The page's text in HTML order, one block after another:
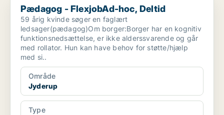
Pædagog - FlexjobAd-hoc, Deltid
59 årig kvinde søger en faglært
ledsager(pædagog)Om borger:Borger har en kognitiv
funktionsnedsættelse, er ikke alderssvarende og går
med rollator. Hun kan have behov for støtte/hjælp
med si..
Område
Jyderup
Type